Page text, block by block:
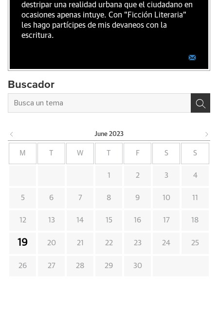
destripar una realidad urbana que el ciudadano en
ocasiones apenas intuye. Con "Ficción Literaria"
les hago partícipes de mis devaneos con la
escritura.
Buscador
June 2023
M W F S S
1 2 3 4
5 6 7 8 9 10 11
12 13 14 15 16 17 18
19 20 21 22 23 24 25
26 27 28 29 30